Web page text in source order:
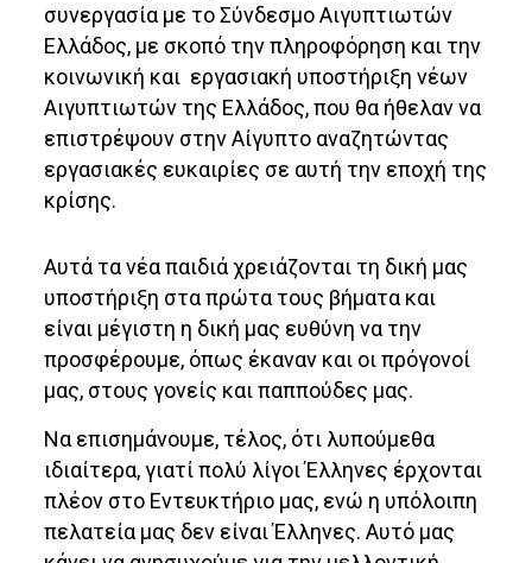
συνεργασία με το Σύνδεσμο Αιγυπτιωτών
Ελλάδος, με σκοπό την πληροφόρηση και την
κοινωνική και εργασιακή υποστήριξη νέων
Αιγυπτιωτών της Ελλάδος, που θα ήθελαν να
επιστρέψουν στην Αίγυπτο αναζητώντας
εργασιακές ευκαιρίες σε αυτή την εποχή της
κρίσης.
Αυτά τα νέα παιδιά χρειάζονται τη δική μας
υποστήριξη στα πρώτα τους βήματα και
είναι μέγιστη η δική μας ευθύνη να την
προσφέρουμε, όπως έκαναν και οι πρόγονοί
μας, στους γονείς και παππούδες μας.
Να επισημάνουμε, τέλος, ότι λυπούμεθα
ιδιαίτερα, γιατί πολύ λίγοι Έλληνες έρχονται
πλέον στο Εντευκτήριο μας, ενώ η υπόλοιπη
πελατεία μας δεν είναι Έλληνες. Αυτό μας